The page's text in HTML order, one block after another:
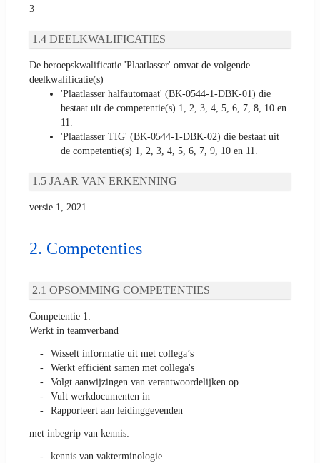
3
DEELKWALIFICATIES
De beroepskwalificatie 'Plaatlasser' omvat de volgende
deelkwalificatie(s)
'Plaatlasser halfautomaat' (BK-0544-1-DBK-01) die
bestaat uit de competentie(s) 1, 2, 3, 4, 5, 6, 7, 8, 10 en
11.
'Plaatlasser TIG' (BK-0544-1-DBK-02) die bestaat uit
de competentie(s) 1, 2, 3, 4, 5, 6, 7, 9, 10 en 11.
JAAR VAN ERKENNING
versie 1, 2021
Competenties
OPSOMMING COMPETENTIES
Competentie 1:
Werkt in teamverband
Wisselt informatie uit met collega’s
Werkt efficiënt samen met collega's
Volgt aanwijzingen van verantwoordelijken op
Vult werkdocumenten in
Rapporteert aan leidinggevenden
met inbegrip van kennis:
kennis van vakterminologie